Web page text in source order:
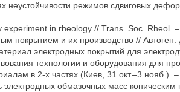
неустойчивости режимов сдвиговых
in rheology // Trans. Soc. Rheol.
покрытием и их производство //
электродных покрытий для
технологии и оборудования для
в 2-х частях (Киев, 31 окт.–3 нояб.).
обмазочных масс